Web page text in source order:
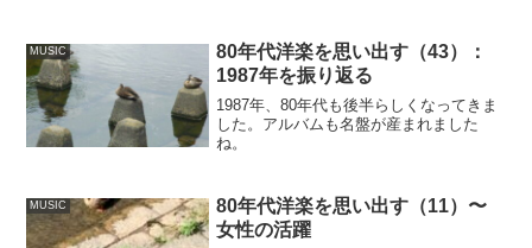
MUSIC
80年代洋楽を思い出す（43）：
1987年を振り返る
1987年、80年代も後半らしくなってきま
した。アルバムも名盤が産まれました
ね。
MUSIC
80年代洋楽を思い出す（11）〜
女性の活躍